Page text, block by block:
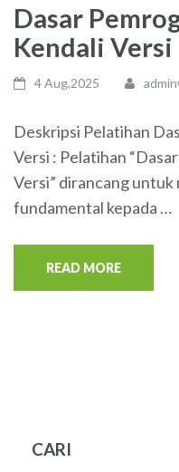
Dasar
Kendali Versi
4 Aug,2025
Deskripsi Pelatihan
Versi : Pelatihan
Versi” dirancang untuk
fundamental kepada …
READ MORE
CARI